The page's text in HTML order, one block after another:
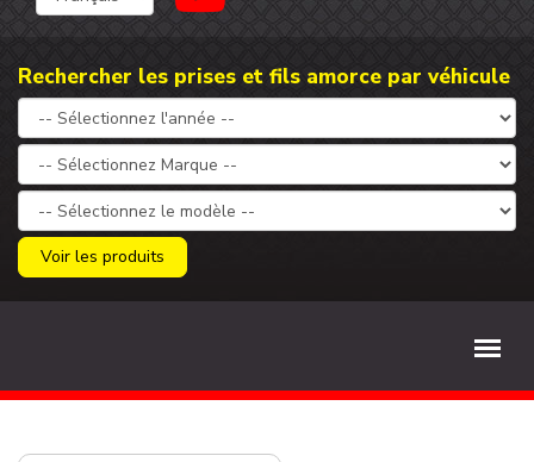
Rechercher les prises et fils amorce par véhicule
Voir les produits